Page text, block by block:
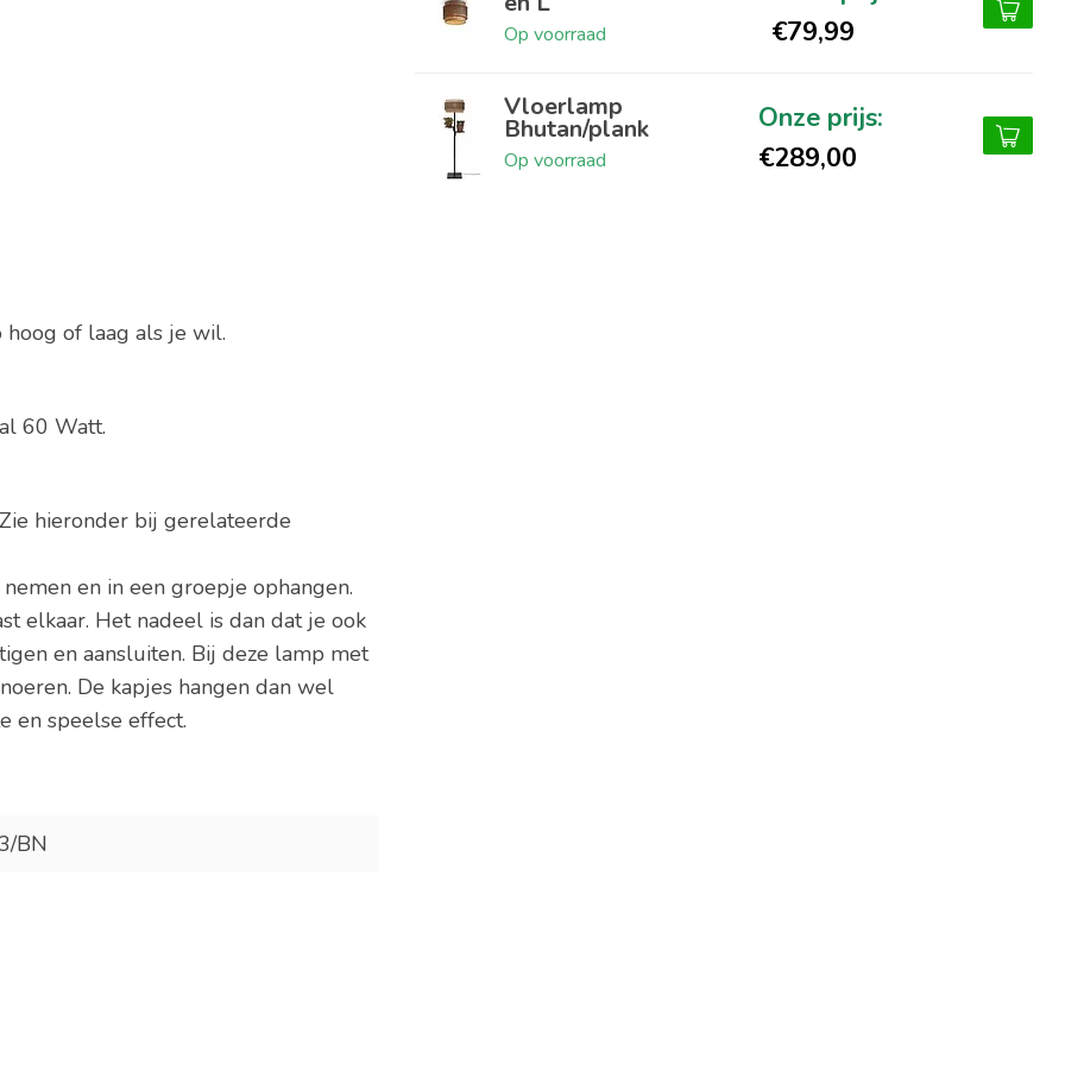
hoog of laag als je wil.
60 Watt.
hieronder bij gerelateerde
en in een groepje ophangen.
elkaar. Het nadeel is dan dat je ook
en aansluiten. Bij deze lamp met
De kapjes hangen dan wel
en speelse effect.
BN
Op voorraad €79,99
Vloerlamp
Bhutan/plank
Op voorraad €289,00